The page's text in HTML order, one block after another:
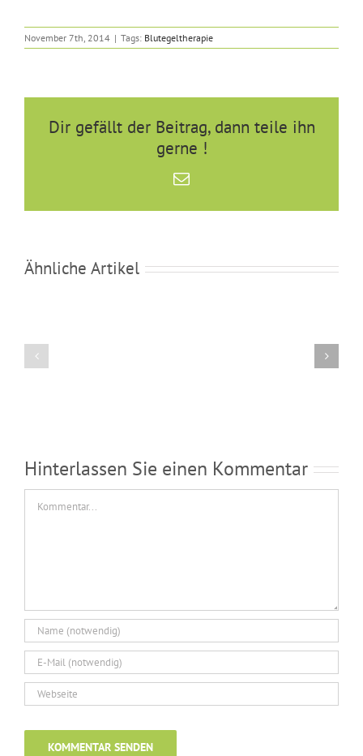
November 7th, 2014 | Tags: Blutegeltherapie
Dir gefällt der Beitrag, dann teile ihn
gerne !
E-
Ähnliche Artikel
Hinterlassen Sie einen Kommentar